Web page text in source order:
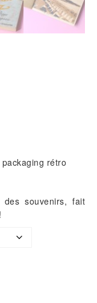
rétro
des souvenirs, fait